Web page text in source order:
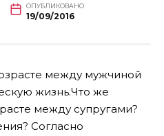
ОПУБЛИКОВАНО
19/09/2016
между мужчиной
жизнь.Что же
между супругами?
Согласно